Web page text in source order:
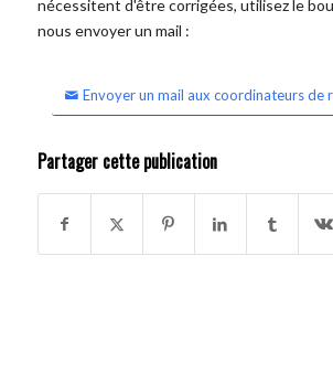
nécessitent d'être corrigées, utilisez le
nous envoyer un mail :
Envoyer un mail aux coordinateurs de
Partager cette publication